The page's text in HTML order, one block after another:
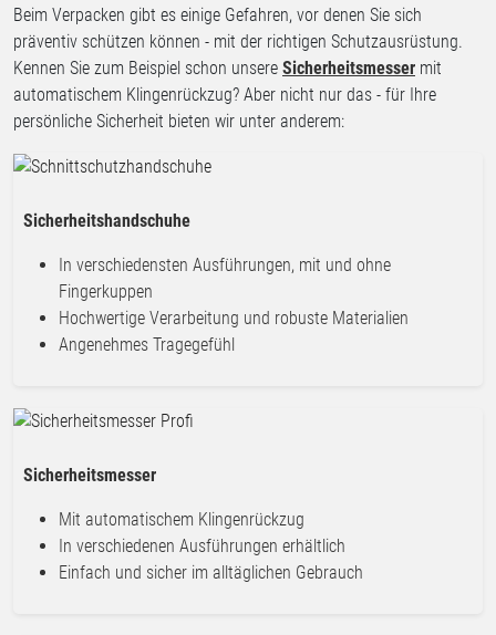
Beim Verpacken gibt es einige Gefahren, vor denen Sie sich
präventiv schützen können - mit der richtigen Schutzausrüstung.
Kennen Sie zum Beispiel schon unsere Sicherheitsmesser mit
automatischem Klingenrückzug? Aber nicht nur das - für Ihre
persönliche Sicherheit bieten wir unter anderem:
Sicherheitshandschuhe
In verschiedensten Ausführungen, mit und ohne
Fingerkuppen
Hochwertige Verarbeitung und robuste Materialien
Angenehmes Tragegefühl
Sicherheitsmesser
Mit automatischem Klingenrückzug
In verschiedenen Ausführungen erhältlich
Einfach und sicher im alltäglichen Gebrauch